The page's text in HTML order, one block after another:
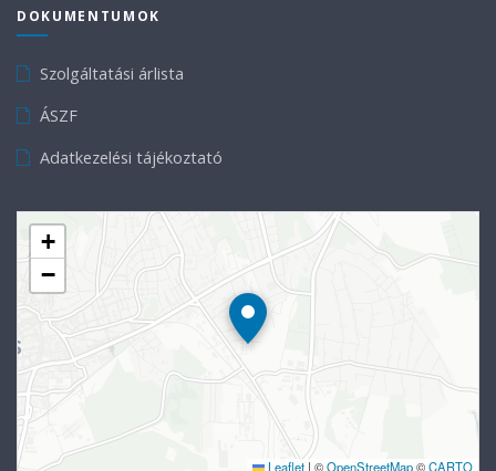
DOKUMENTUMOK
Szolgáltatási árlista
ÁSZF
Adatkezelési tájékoztató
+
−
Leaflet | ©OpenStreetMap©CARTO